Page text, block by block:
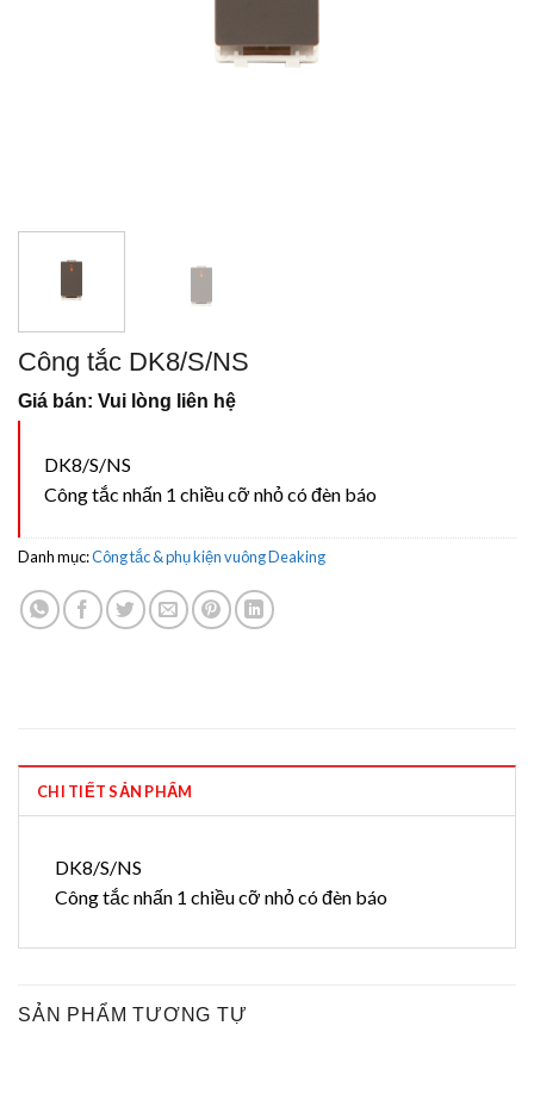
Công tắc DK8/S/NS
Giá bán: Vui lòng liên hệ
DK8/S/NS
Công tắc nhấn 1 chiều cỡ nhỏ có đèn báo
Danh mục:Công tắc & phụ kiện vuông Deaking
CHI TIẾT SẢN PHẨM
DK8/S/NS
Công tắc nhấn 1 chiều cỡ nhỏ có đèn báo
SẢN PHẨM TƯƠNG TỰ